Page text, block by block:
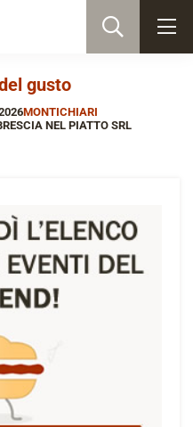
gusto
MONTICHIARI
NEL PIATTO SRL